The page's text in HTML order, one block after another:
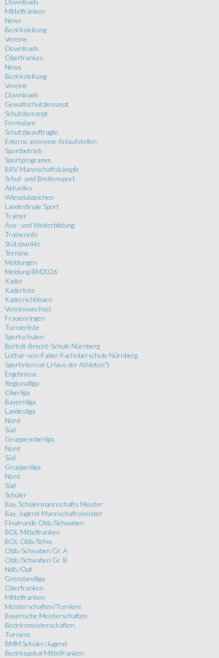
Downloads
Mittelfranken
News
Bezirksleitung
Vereine
Downloads
Oberfranken
News
Bezirksleitung
Vereine
Downloads
Gewaltschutzkonzept
Schutzkonzept
Formulare
Schutzbeauftragte
Externe anonyme Anlaufstellen
Sportbetrieb
Sportprogramm
BRV Mannschaftskämpfe
Schul- und Breitensport
Aktuelles
Wieselabzeichen
Landesfinale Sport
Trainer
Aus- und Weiterbildung
Trainerinfo
Stützpunkte
Termine
Meldungen
Meldung BM2026
Kader
Kaderliste
Kaderrichtlinien
Vereinswechsel
Frauenringen
Turnierliste
Sportschulen
Bertolt-Brecht-Schule Nürnberg
Lothar-von-Faber-Fachoberschule Nürnberg
Sportinternat („Haus der Athleten“)
Ergebnisse
Regionalliga
Oberliga
Bayernliga
Landesliga
Nord
Süd
Gruppenoberliga
Nord
Süd
Gruppenliga
Nord
Süd
Schüler
Bay. Schülermannschafts Meister
Bay. Jugend-Mannschaftsmeister
Finalrunde Obb./Schwaben
BOL Mittelfranken
BOL Obb./Schw.
Obb./Schwaben Gr. A
Obb./Schwaben Gr. B
Ndb./Opf.
Grenzlandliga
Oberfranken
Mittelfranken
Meisterschaften/Turniere
Bayerische Meisterschaften
Bezirksmeisterschaften
Turniere
BMM Schüler/Jugend
Bezirkspokal Mittelfranken